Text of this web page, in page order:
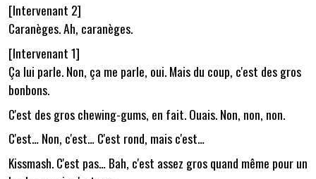
[Intervenant 2]
Caranèges. Ah, caranèges.
[Intervenant 1]
Ça lui parle. Non, ça me parle, oui. Mais du coup, c'est des gros
bonbons.
C'est des gros chewing-gums, en fait. Ouais. Non, non, non.
C'est… Non, c'est… C'est rond, mais c'est…
Kissmash. C'est pas… Bah, c'est assez gros quand même pour un